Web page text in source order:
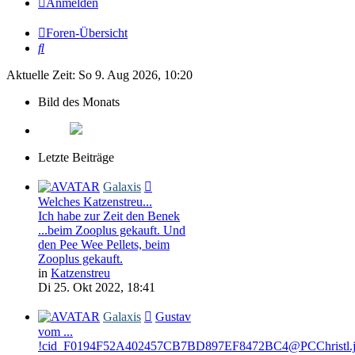
Anmelden
Foren-Übersicht
Suche
Aktuelle Zeit: So 9. Aug 2026, 10:20
Bild des Monats
Letzte Beiträge
Galaxis
Welches Katzenstreu...
Ich habe zur Zeit den Benek
...beim Zooplus gekauft. Und
den Pee Wee Pellets, beim
Zooplus gekauft.
in Katzenstreu
Di 25. Okt 2022, 18:41
Galaxis
Gustav
vom ...